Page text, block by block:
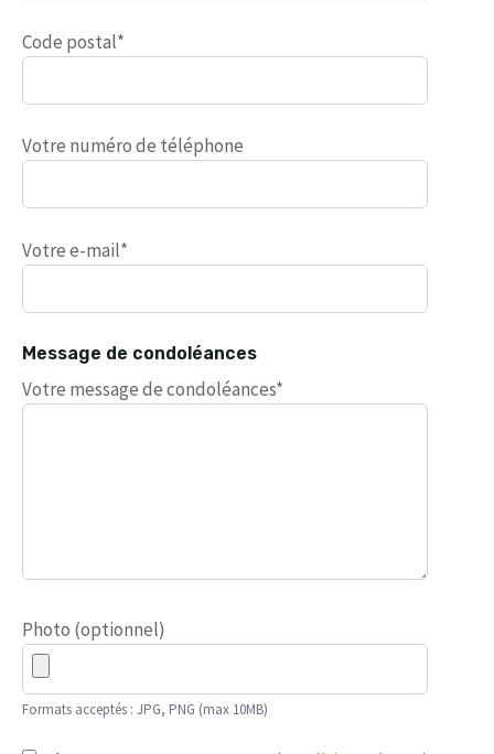
Code postal*
Votre numéro de téléphone
Votre e-mail*
Message de condoléances
Votre message de condoléances*
Photo (optionnel)
Formats acceptés : JPG, PNG (max 10MB)